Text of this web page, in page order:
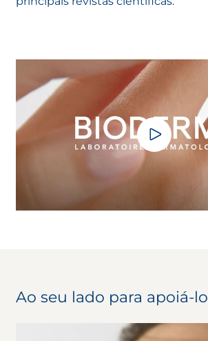
Ao seu lado para apoiá-lo